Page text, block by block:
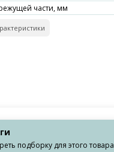
части, мм
подборку для этого товара